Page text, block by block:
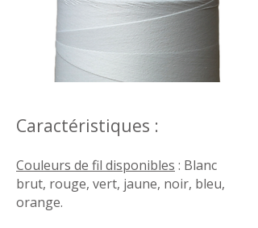
Caractéristiques :
Couleurs de fil disponibles : Blanc
brut, rouge, vert, jaune, noir, bleu,
orange.